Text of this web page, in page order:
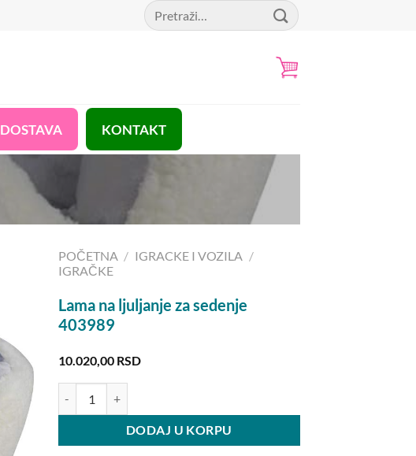
Pretraga
za:
DOSTAVA KONTAKT
POČETNA / IGRACKE I VOZILA /
IGRAČKE
Lama na ljuljanje za sedenje
403989
10.020,00 RSD
DODAJ U KORPU